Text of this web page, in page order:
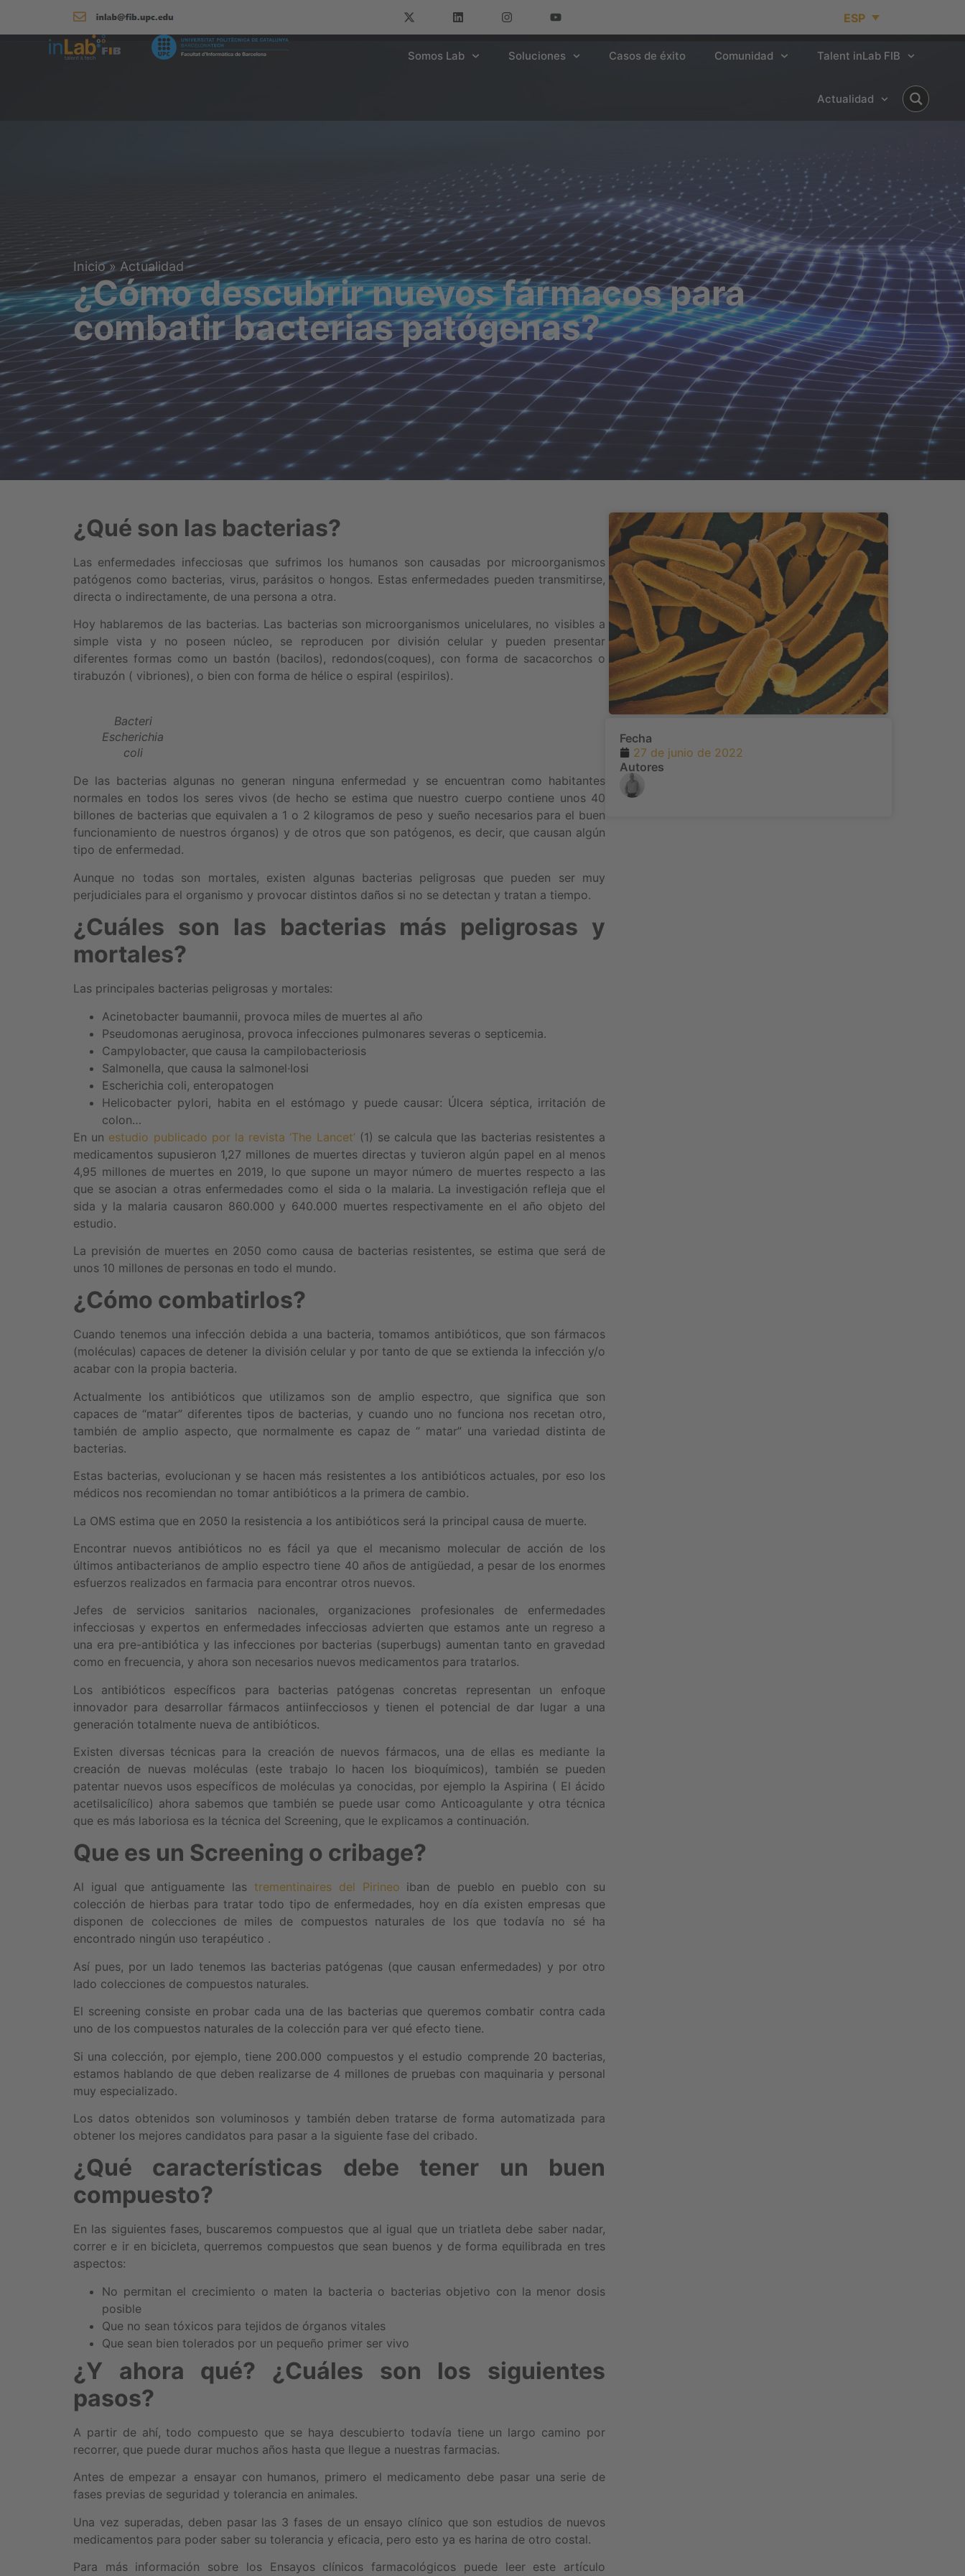
ESP
Somos Lab Soluciones Casos de éxito Comunidad Talent inLab FIB
Actualidad
Inicio» Actualidad
¿Cómo descubrir nuevos fármacos para
combatir bacterias patógenas?
¿Qué son las bacterias?
Las enfermedades infecciosas que sufrimos los humanos son causadas por microorganismos
patógenos como bacterias, virus, parásitos o hongos. Estas enfermedades pueden transmitirse,
directa o indirectamente, de una persona a otra.
Hoy hablaremos de las bacterias. Las bacterias son microorganismos unicelulares, no visibles a
simple vista y no poseen núcleo, se reproducen por división celular y pueden presentar
diferentes formas como un bastón (bacilos), redondos(coques), con forma de sacacorchos o
tirabuzón ( vibriones), o bien con forma de hélice o espiral (espirilos).
Bacteri
Escherichia
coli
De las bacterias algunas no generan ninguna enfermedad y se encuentran como habitantes
normales en todos los seres vivos (de hecho se estima que nuestro cuerpo contiene unos 40
billones de bacterias que equivalen a 1 o 2 kilogramos de peso y sueño necesarios para el buen
funcionamiento de nuestros órganos) y de otros que son patógenos, es decir, que causan algún
tipo de enfermedad.
Aunque no todas son mortales, existen algunas bacterias peligrosas que pueden ser muy
perjudiciales para el organismo y provocar distintos daños si no se detectan y tratan a tiempo.
¿Cuáles son las bacterias más peligrosas y
mortales?
Las principales bacterias peligrosas y mortales:
Acinetobacter baumannii, provoca miles de muertes al año
Pseudomonas aeruginosa, provoca infecciones pulmonares severas o septicemia.
Campylobacter, que causa la campilobacteriosis
Salmonella, que causa la salmonel·losi
Escherichia coli, enteropatogen
Helicobacter pylori, habita en el estómago y puede causar: Úlcera séptica, irritación de
colon…
En un estudio publicado por la revista ‘The Lancet’ (1) se calcula que las bacterias resistentes a
medicamentos supusieron 1,27 millones de muertes directas y tuvieron algún papel en al menos
4,95 millones de muertes en 2019, lo que supone un mayor número de muertes respecto a las
que se asocian a otras enfermedades como el sida o la malaria. La investigación refleja que el
sida y la malaria causaron 860.000 y 640.000 muertes respectivamente en el año objeto del
estudio.
La previsión de muertes en 2050 como causa de bacterias resistentes, se estima que será de
unos 10 millones de personas en todo el mundo.
¿Cómo combatirlos?
Cuando tenemos una infección debida a una bacteria, tomamos antibióticos, que son fármacos
(moléculas) capaces de detener la división celular y por tanto de que se extienda la infección y/o
acabar con la propia bacteria.
Actualmente los antibióticos que utilizamos son de amplio espectro, que significa que son
capaces de “matar” diferentes tipos de bacterias, y cuando uno no funciona nos recetan otro,
también de amplio aspecto, que normalmente es capaz de “ matar” una variedad distinta de
bacterias.
Estas bacterias, evolucionan y se hacen más resistentes a los antibióticos actuales, por eso los
médicos nos recomiendan no tomar antibióticos a la primera de cambio.
La OMS estima que en 2050 la resistencia a los antibióticos será la principal causa de muerte.
Encontrar nuevos antibióticos no es fácil ya que el mecanismo molecular de acción de los
últimos antibacterianos de amplio espectro tiene 40 años de antigüedad, a pesar de los enormes
esfuerzos realizados en farmacia para encontrar otros nuevos.
Jefes de servicios sanitarios nacionales, organizaciones profesionales de enfermedades
infecciosas y expertos en enfermedades infecciosas advierten que estamos ante un regreso a
una era pre-antibiótica y las infecciones por bacterias (superbugs) aumentan tanto en gravedad
como en frecuencia, y ahora son necesarios nuevos medicamentos para tratarlos.
Los antibióticos específicos para bacterias patógenas concretas representan un enfoque
innovador para desarrollar fármacos antiinfecciosos y tienen el potencial de dar lugar a una
generación totalmente nueva de antibióticos.
Existen diversas técnicas para la creación de nuevos fármacos, una de ellas es mediante la
creación de nuevas moléculas (este trabajo lo hacen los bioquímicos), también se pueden
patentar nuevos usos específicos de moléculas ya conocidas, por ejemplo la Aspirina ( El ácido
acetilsalicílico) ahora sabemos que también se puede usar como Anticoagulante y otra técnica
que es más laboriosa es la técnica del Screening, que le explicamos a continuación.
Que es un Screening o cribage?
Al igual que antiguamente las trementinaires del Pirineo iban de pueblo en pueblo con su
colección de hierbas para tratar todo tipo de enfermedades, hoy en día existen empresas que
disponen de colecciones de miles de compuestos naturales de los que todavía no sé ha
encontrado ningún uso terapéutico .
Así pues, por un lado tenemos las bacterias patógenas (que causan enfermedades) y por otro
lado colecciones de compuestos naturales.
El screening consiste en probar cada una de las bacterias que queremos combatir contra cada
uno de los compuestos naturales de la colección para ver qué efecto tiene.
Si una colección, por ejemplo, tiene 200.000 compuestos y el estudio comprende 20 bacterias,
estamos hablando de que deben realizarse de 4 millones de pruebas con maquinaria y personal
muy especializado.
Los datos obtenidos son voluminosos y también deben tratarse de forma automatizada para
obtener los mejores candidatos para pasar a la siguiente fase del cribado.
¿Qué características debe tener un buen
compuesto?
En las siguientes fases, buscaremos compuestos que al igual que un triatleta debe saber nadar,
correr e ir en bicicleta, querremos compuestos que sean buenos y de forma equilibrada en tres
aspectos:
No permitan el crecimiento o maten la bacteria o bacterias objetivo con la menor dosis
posible
Que no sean tóxicos para tejidos de órganos vitales
Que sean bien tolerados por un pequeño primer ser vivo
¿Y ahora qué? ¿Cuáles son los siguientes
pasos?
A partir de ahí, todo compuesto que se haya descubierto todavía tiene un largo camino por
recorrer, que puede durar muchos años hasta que llegue a nuestras farmacias.
Antes de empezar a ensayar con humanos, primero el medicamento debe pasar una serie de
fases previas de seguridad y tolerancia en animales.
Una vez superadas, deben pasar las 3 fases de un ensayo clínico que son estudios de nuevos
medicamentos para poder saber su tolerancia y eficacia, pero esto ya es harina de otro costal.
Para más información sobre los Ensayos clínicos farmacológicos puede leer este artículo
Fecha
27 de junio de 2022
Autores